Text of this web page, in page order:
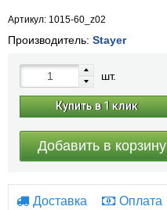
Артикул: 1015-60_z02
Производитель: Stayer
шт.
Купить в 1 клик
Добавить в корзину
Доставка Оплата